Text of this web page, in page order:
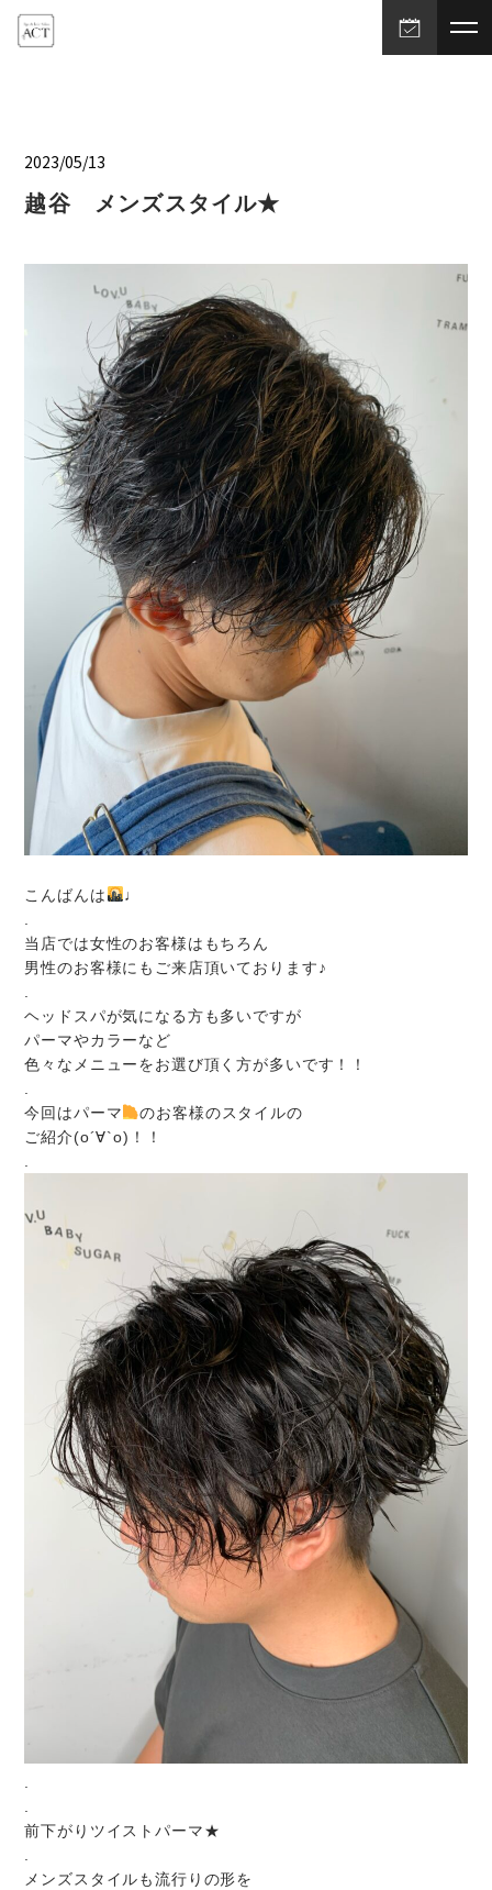
2023/05/13
越谷 メンズスタイル★
こんばんは
♩
当店では女性のお客様はもちろん
男性のお客様にもご来店頂いております♪
ヘッドスパが気になる方も多いですが
パーマやカラーなど
色々なメニューをお選び頂く方が多いです！！
今回はパーマ
のお客様のスタイルの
ご紹介(о´∀`о)！！
前下がりツイストパーマ★
メンズスタイルも流行りの形を